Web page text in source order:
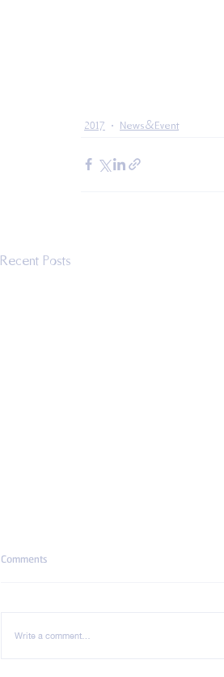
2017 News&Event
Recent Posts
Comments
Write a comment...